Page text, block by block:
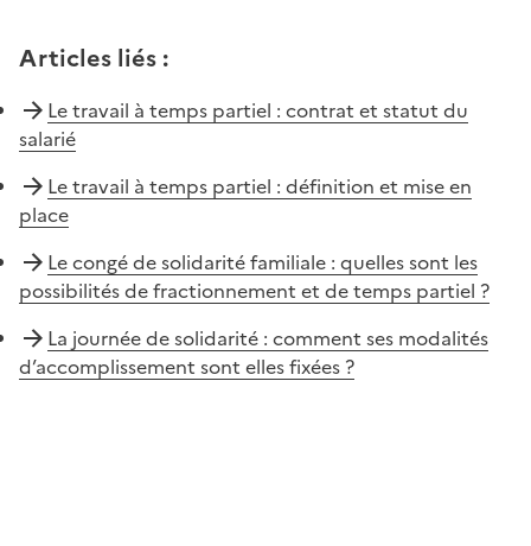
Articles liés :
Le travail à temps partiel : contrat et statut du
salarié
Le travail à temps partiel : définition et mise en
place
Le congé de solidarité familiale : quelles sont les
possibilités de fractionnement et de temps partiel ?
La journée de solidarité : comment ses modalités
d’accomplissement sont elles fixées ?